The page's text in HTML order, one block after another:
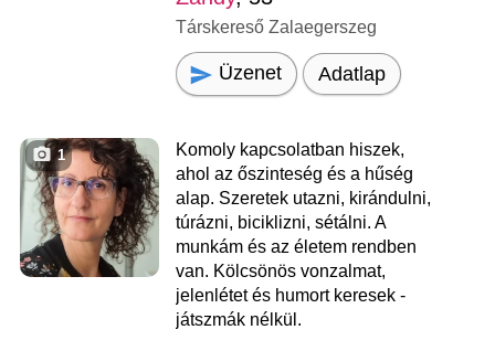
Társkereső Zalaegerszeg
Üzenet Adatlap
1
Komoly kapcsolatban hiszek,
ahol az őszinteség és a hűség
alap. Szeretek utazni, kirándulni,
túrázni, biciklizni, sétálni. A
munkám és az életem rendben
van. Kölcsönös vonzalmat,
jelenlétet és humort keresek -
játszmák nélkül.